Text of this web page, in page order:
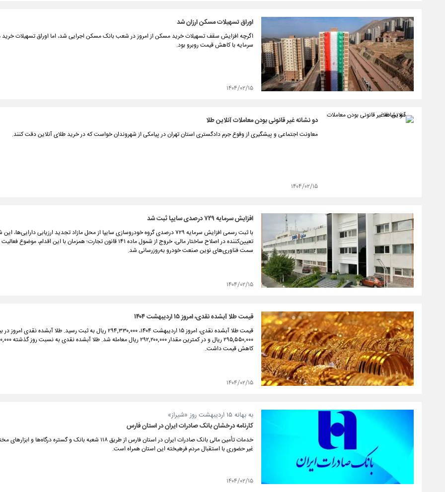
اوراق تسهیلات مسکن ارزان شد
اگرچه افزایش سقف تسهیلات خرید مسکن از امروز در شعب بانک مسکن اجرایی شد، اما اوراق تسهیلات خرید
سرمایه با کاهش قیمت روبرو بود.
۱۴۰۴/۰۲/۱۵
دو نشانه غیر قانونی بودن معاملات آنلاین طلا
معاونت اجتماعی و پیشگیری از وقوع جرم دادگستری استان تهران در پیامکی از شهروندان خواست که در خرید طلای آنلاین دقت کنند.
۱۴۰۴/۰۲/۱۵
افزایش سرمایه ۷۲۹ درصدی سایپا ثبت شد
با ثبت رسمی افزایش سرمایه ۷۲۹ درصدی گروه خودروسازی سایپا از محل مازاد تجدید ارزیابی
تعیین‌کننده در اصلاح ساختار مالی، خروج از شمول ماده ۱۴۱ قانون تجارت؛ همزمان با این اقدام،
سمت فناوری‌های نوین صنعت خودرو به‌روزرسانی شد.
۱۴۰۴/۰۲/۱۵
قیمت طلا آبشده نقدی، امروز ۱۵ اردیبهشت ۱۴۰۴
قیمت طلا آبشده نقدی، امروز ۱۵ اردیبهشت ۱۴۰۴، ۲۹۴,۳۳۰,۰۰۰ ریال به ثبت رسید. طلا آبشده
کاهش قیمت داشت.
۱۴۰۴/۰۲/۱۵
به بهانه ۱۵ اردیبهشت روز «شیراز»
کارنامه درخشان بانک صادرات ایران در استان فارس
خدمات تأمین مالی بانک صادرات ایران در استان فارس از طریق ۱۱۸ شعبه بانک و گستره
غیر حضوری با استقبال مردم فرهیخته این استان همراه است.
۱۴۰۴/۰۲/۱۵